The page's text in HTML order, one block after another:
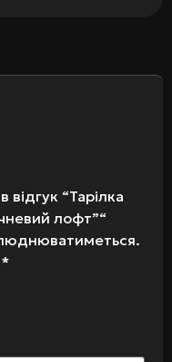
“Тарілка
лофт”“
*